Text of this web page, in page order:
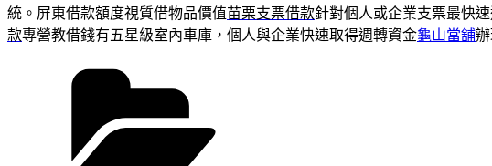
統。屏東借款額度視質借物品價值苗栗支票借款針對個人或企業支票最快
款專營教借錢有五星級室內車庫，個人與企業快速取得週轉資金龜山當舖